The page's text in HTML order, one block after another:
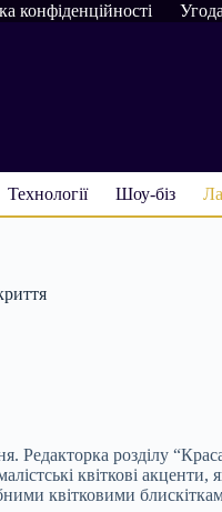
конфіденційності
Технології Шоу-біз
розділу
квіткові акценти,
квітковими